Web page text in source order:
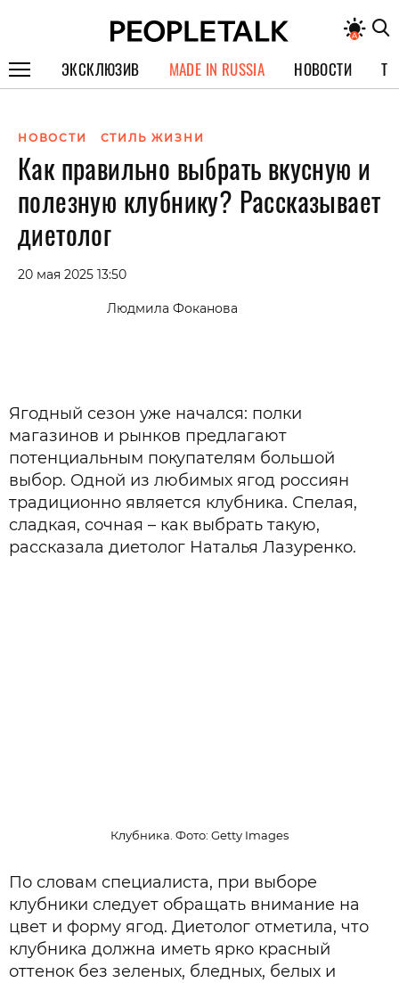
ЭКСКЛЮЗИВ
СПЕЦПРОЕКТЫ
ИНТЕРВЬЮ
ПОКОЛЕНИЕ
MADE IN RUSSIA НОВОСТИ
НОВОСТИ СТИЛЬ ЖИЗНИ
Как правильно выбрать вкусную и
полезную клубнику? Рассказывает
диетолог
20 мая 2025 13:50
Людмила Фоканова
Ягодный сезон уже начался: полки
магазинов и рынков предлагают
потенциальным покупателям большой
выбор. Одной из любимых ягод россиян
традиционно является клубника. Спелая,
сладкая, сочная – как выбрать такую,
рассказала диетолог Наталья Лазуренко.
Клубника. Фото: Getty Images
По словам специалиста, при выборе
клубники следует обращать внимание на
цвет и форму ягод. Диетолог отметила, что
клубника должна иметь ярко красный
оттенок без зеленых, бледных, белых и